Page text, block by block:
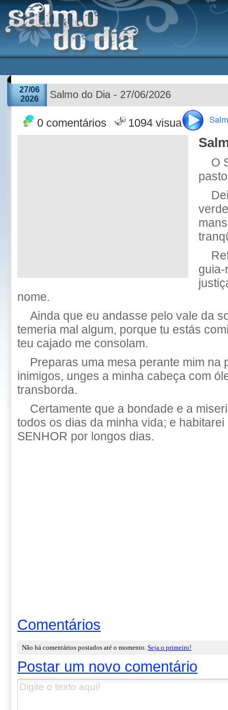
27/06
2026
Salmo do Dia - 27/06/2026
0 comentários 1094 visualizações
O
nome.
Ainda que eu andasse pelo vale da
temeria mal algum, porque tu estás
teu cajado me consolam.
Preparas uma mesa perante mim na
inimigos, unges a minha cabeça com
transborda.
Certamente que a bondade e a
todos os dias da minha vida; e
SENHOR por longos dias.
Comentários
Não há comentários postados até o momento.Seja o primeiro!
Postar um novo comentário